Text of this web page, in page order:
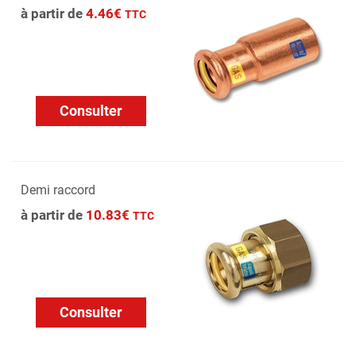
à partir de 4.46€ TTC
Consulter
Demi raccord
à partir de 10.83€ TTC
Consulter